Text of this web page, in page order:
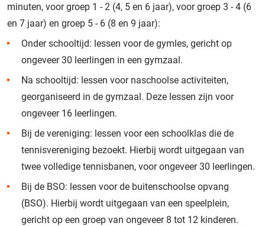
minuten, voor groep 1 - 2 (4, 5 en 6 jaar), voor groep 3 - 4 (6
en 7 jaar) en groep 5 - 6 (8 en 9 jaar):
Onder schooltijd: lessen voor de gymles, gericht op
ongeveer 30 leerlingen in een gymzaal.
Na schooltijd: lessen voor naschoolse activiteiten,
georganiseerd in de gymzaal. Deze lessen zijn voor
ongeveer 16 leerlingen.
Bij de vereniging: lessen voor een schoolklas die de
tennisvereniging bezoekt. Hierbij wordt uitgegaan van
twee volledige tennisbanen, voor ongeveer 30 leerlingen.
Bij de BSO: lessen voor de buitenschoolse opvang
(BSO). Hierbij wordt uitgegaan van een speelplein,
gericht op een groep van ongeveer 8 tot 12 kinderen.